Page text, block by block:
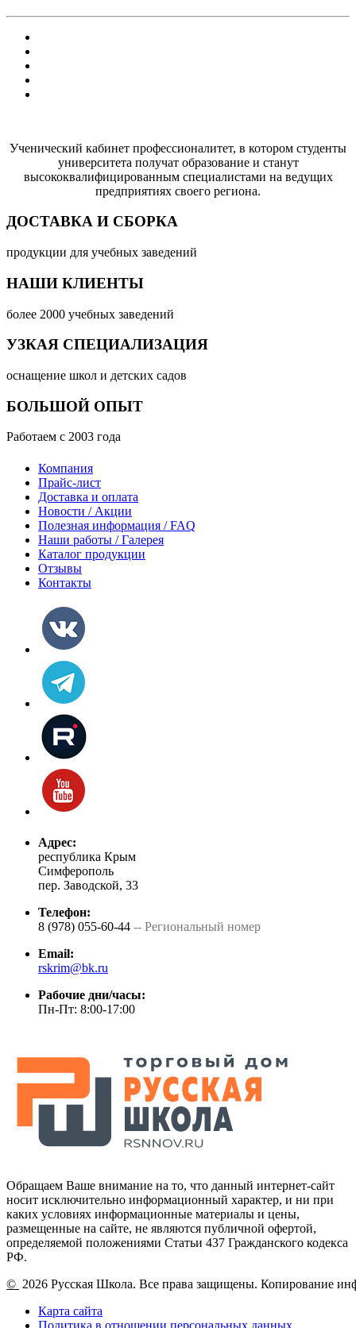
Ученический кабинет профессионалитет, в котором студенты
университета получат образование и станут
высококвалифицированным специалистами на ведущих
предприятиях своего региона.
ДОСТАВКА И СБОРКА
продукции для учебных заведений
НАШИ КЛИЕНТЫ
более 2000 учебных заведений
УЗКАЯ СПЕЦИАЛИЗАЦИЯ
оснащение школ и детских садов
БОЛЬШОЙ ОПЫТ
Работаем с 2003 года
Компания
Прайс-лист
Доставка и оплата
Новости / Акции
Полезная информация / FAQ
Наши работы / Галерея
Каталог продукции
Отзывы
Контакты
Адрес:
республика Крым
Симферополь
пер. Заводской, 33
Телефон:
8 (978) 055-60-44 -- Региональный номер
Email:
rskrim@bk.ru
Рабочие дни/часы:
Пн-Пт: 8:00-17:00
Обращаем Ваше внимание на то, что данный интернет-сайт
носит исключительно информационный характер, и ни при
каких условиях информационные материалы и цены,
размещенные на сайте, не являются публичной офертой,
определяемой положениями Статьи 437 Гражданского кодекса
РФ.
© 2026 Русская Школа. Все права защищены. Копирование
Карта сайта
Политика в отношении персональных данных